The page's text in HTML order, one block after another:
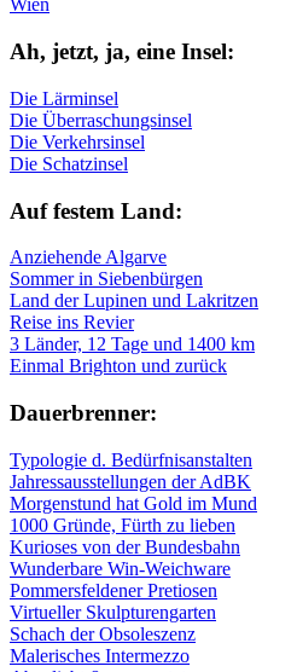
Wien
Ah, jetzt, ja, ei­ne In­sel:
Die Lärminsel
Die Überraschungsinsel
Die Verkehrsinsel
Die Schatzinsel
Auf fe­stem Land:
Anziehende Algarve
Sommer in Siebenbürgen
Land der Lupinen und Lakritzen
Reise ins Revier
3 Länder, 12 Tage und 1400 km
Einmal Brighton und zurück
Dau­er­bren­ner:
Typologie d. Bedürfnisanstalten
Jahressausstellungen der AdBK
Morgenstund hat Gold im Mund
1000 Gründe, Fürth zu lieben
Kurioses von der Bundesbahn
Wunderbare Win-Weichware
Pommersfeldener Pretiosen
Virtueller Skulpturengarten
Schach der Obsoleszenz
Malerisches Intermezzo